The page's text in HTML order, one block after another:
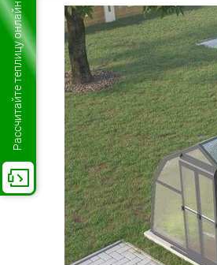
Рассчитайте теплицу онлайн